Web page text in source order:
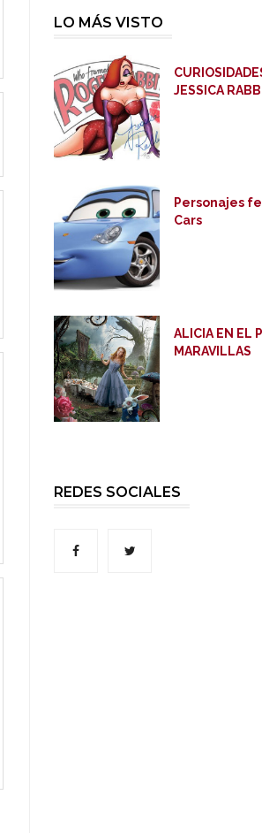
LO MÁS VISTO
JESSICA
Personajes
Cars
ALICIA EN EL
MARAVILLAS
REDES SOCIALES